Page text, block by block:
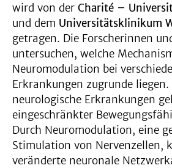
wird von der Charité –
und dem Universitätsklinikum
getragen. Die Forscherinnen
untersuchen, welche
Neuromodulation bei
Erkrankungen zugrunde liegen.
neurologische Erkrankungen
eingeschränkter
Durch Neuromodulation, eine
Stimulation von Nervenzellen,
veränderte neuronale